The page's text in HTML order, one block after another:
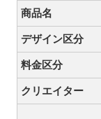
商品名
デザイン区分
料金区分
クリエイター